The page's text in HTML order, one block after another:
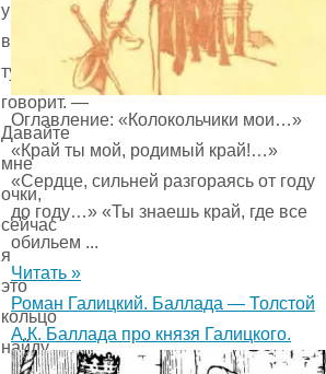
у
вас
тут? —
говорит. —
Давайте
мне
очки,
сейчас
я
это
кольцо
найду.
Оглавление: «Колокольчики мои…»
«Край ты мой, родимый край!…»
«Сердце, сильней разгораясь от году
до году…» «Ты знаешь край, где все
обильем ...
Читать »
Роман Галицкий. Баллада — Толстой
А.К. Баллада про князя Галицкого.